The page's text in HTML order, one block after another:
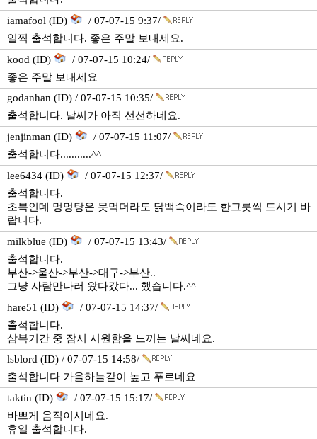
iamafool (ID)
/ 07-07-15 9:37/
일찍 출석합니다. 좋은 주말 보내세요.
kood (ID)
/ 07-07-15 10:24/
좋은 주말 보내세요
godanhan (ID) / 07-07-15 10:35/
출석합니다. 날씨가 아직 선선하네요.
jenjinman (ID)
/ 07-07-15 11:07/
출석합니다...........^^
lee6434 (ID)
/ 07-07-15 12:37/
출석합니다.
초복인데 멍멍탕은 못먹더라도 닭백숙이라도 한그릇씩 드시기 바
랍니다.
milkblue (ID)
/ 07-07-15 13:43/
출석합니다.
부산->울산->부산->대구->부산..
그냥 사람만나러 왔다갔다... 했습니다.^^
hare51 (ID)
/ 07-07-15 14:37/
출석합니다.
삼복기간 중 잠시 시원함을 느끼는 날씨네요.
lsblord (ID) / 07-07-15 14:58/
출석합니다 가을하늘같이 높고 푸르네요
taktin (ID)
/ 07-07-15 15:17/
바쁘게 움직이시네요.
휴일 출석합니다.